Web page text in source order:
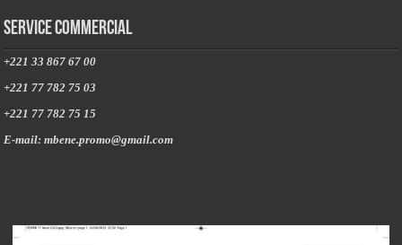
Service commercial
+221 33 867 67 00
+221 77 782 75 03
+221 77 782 75 15
E-mail: mbene.promo@gmail.com